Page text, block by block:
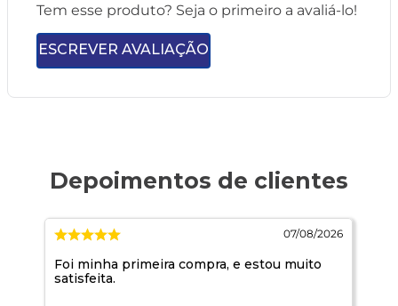
Tem esse produto? Seja o primeiro a avaliá-lo!
ESCREVER AVALIAÇÃO
07/08/2026
Foi minha primeira compra, e estou muito
satisfeita.